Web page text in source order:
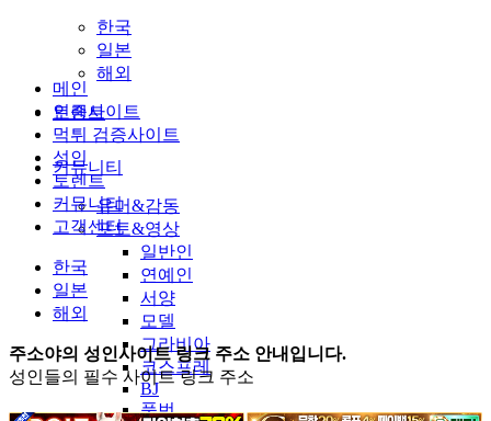
한국
일본
해외
토렌트
커뮤니티
유머&감동
포토&영상
일반인
연예인
서양
모델
그라비아
코스프레
BJ
품번
메인
인증사이트
먹튀 검증사이트
성인
토렌트
커뮤니티
고객센터
한국
일본
해외
주소야의 성인사이트 링크 주소 안내입니다.
성인들의 필수 사이트 링크 주소